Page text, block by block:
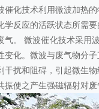
催化技术利用微波加热
学反应的活跃状态所需
气。 微波催化技术采用
变化。微波与废气物分
干扰和阻碍，引起微生
振使之产生强磁辐射对